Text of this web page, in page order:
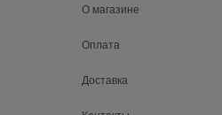
О магазине
Оплата
Доставка